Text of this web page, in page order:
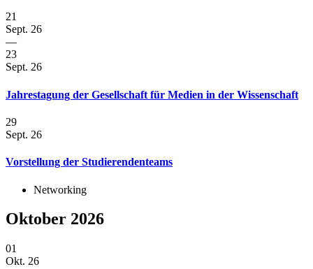
21
Sept. 26
—
23
Sept. 26
Jahrestagung der Gesellschaft für Medien in der Wissenschaft
29
Sept. 26
Vorstellung der Studierendenteams
Networking
Oktober 2026
01
Okt. 26